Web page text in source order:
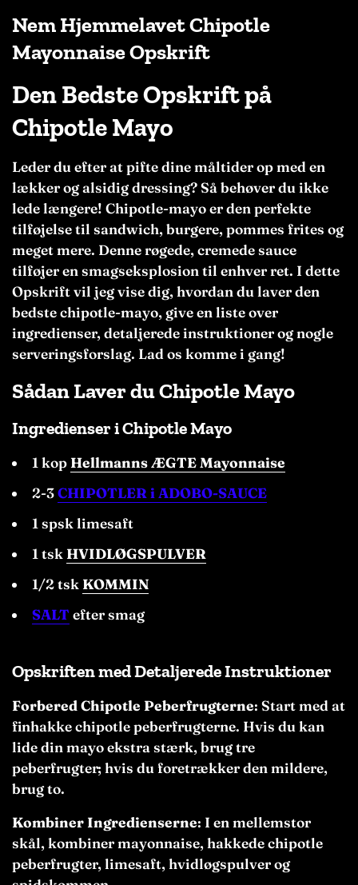
Nem Hjemmelavet Chipotle
Mayonnaise Opskrift
Den Bedste Opskrift på
Chipotle Mayo
Leder du efter at pifte dine måltider op med en
lækker og alsidig dressing? Så behøver du ikke
lede længere! Chipotle-mayo er den perfekte
tilføjelse til sandwich, burgere, pommes frites og
meget mere. Denne røgede, cremede sauce
tilføjer en smagseksplosion til enhver ret. I dette
Opskrift vil jeg vise dig, hvordan du laver den
bedste chipotle-mayo, give en liste over
ingredienser, detaljerede instruktioner og nogle
serveringsforslag. Lad os komme i gang!
Sådan Laver du Chipotle Mayo
Ingredienser i Chipotle Mayo
1 kop Hellmanns ÆGTE Mayonnaise
2-3CHIPOTLER i ADOBO-SAUCE
1 spsk limesaft
1 tsk HVIDLØGSPULVER
1/2 tsk KOMMIN
SALT efter smag
Opskriften med Detaljerede Instruktioner
Forbered Chipotle Peberfrugterne: Start med at
finhakke chipotle peberfrugterne. Hvis du kan
lide din mayo ekstra stærk, brug tre
peberfrugter; hvis du foretrækker den mildere,
brug to.
Kombiner Ingredienserne: I en mellemstor
skål, kombiner mayonnaise, hakkede chipotle
peberfrugter, limesaft, hvidløgspulver og